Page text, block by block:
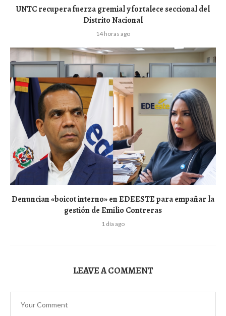
UNTC recupera fuerza gremial y fortalece seccional del
Distrito Nacional
14 horas ago
Denuncian «boicot interno» en EDEESTE para empañar la
gestión de Emilio Contreras
1 día ago
LEAVE A COMMENT